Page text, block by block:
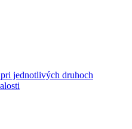
jednotlivých druhoch